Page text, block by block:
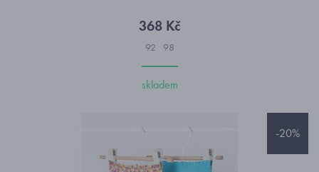
368 Kč
92 98
skladem
-20%